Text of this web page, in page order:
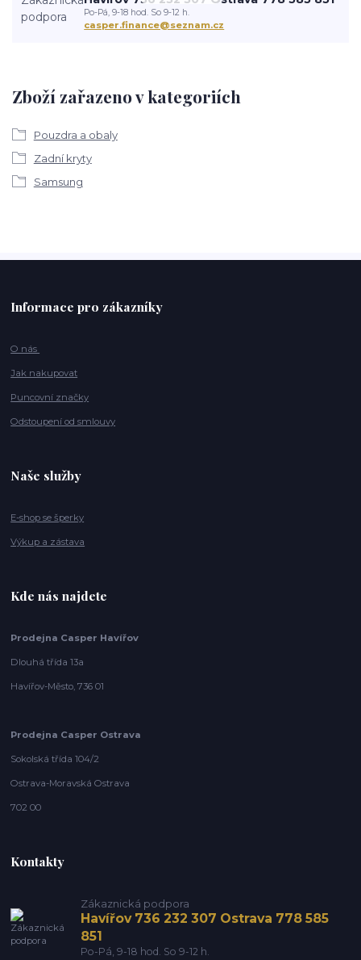
Zboží zařazeno v kategoriích
Pouzdra a obaly
Zadní kryty
Samsung
Po-Pá, 9-18 hod. So 9-12 h.
casper.finance@seznam.cz
Informace pro zákazníky
O nás
Jak nakupovat
Puncovní značky
Odstoupení od smlouvy
Naše služby
E-shop se šperky
Výkup a zástava
Kde nás najdete
Prodejna Casper Havířov
Dlouhá třída 13a
Havířov-Město, 736 01
Prodejna Casper Ostrava
Sokolská třída 104/2
Ostrava-Moravská Ostrava
702 00
Kontakty
Zákaznická podpora
Havířov 736 232 307 Ostrava 778 585
851
Po-Pá, 9-18 hod. So 9-12 h.